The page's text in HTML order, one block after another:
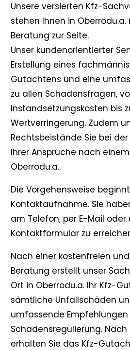
Unsere versierten Kfz-
stehen Ihnen in
Beratung zur Seite.
Unser kundenorientierter
Erstellung eines
Gutachtens und eine
zu allen Schadensfragen,
Instandsetzungskosten bis
Wertverringerung. Zudem
Rechtsbeistände Sie bei
Ihrer Ansprüche nach
Oberrodu.a..
Die Vorgehensweise
Kontaktaufnahme. Sie
am Telefon, per E-Mail oder
Kontaktformular zu
Nach einer kostenfreien
Beratung erstellt unser
Ort in Oberrodu.a. Ihr Kfz-
sämtliche Unfallschäden
umfassende Empfehlungen
Schadensregulierung.
erhalten Sie das Kfz-